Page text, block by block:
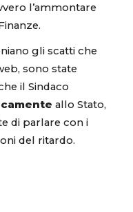
l’ammontare
gli scatti che
sono state
il Sindaco
allo Stato,
di parlare con i
del ritardo.